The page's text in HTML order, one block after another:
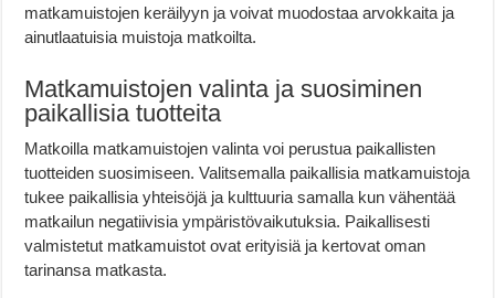
matkamuistojen keräilyyn ja voivat muodostaa arvokkaita ja
ainutlaatuisia muistoja matkoilta.
Matkamuistojen valinta ja suosiminen
paikallisia tuotteita
Matkoilla matkamuistojen valinta voi perustua paikallisten
tuotteiden suosimiseen. Valitsemalla paikallisia matkamuistoja
tukee paikallisia yhteisöjä ja kulttuuria samalla kun vähentää
matkailun negatiivisia ympäristövaikutuksia. Paikallisesti
valmistetut matkamuistot ovat erityisiä ja kertovat oman
tarinansa matkasta.